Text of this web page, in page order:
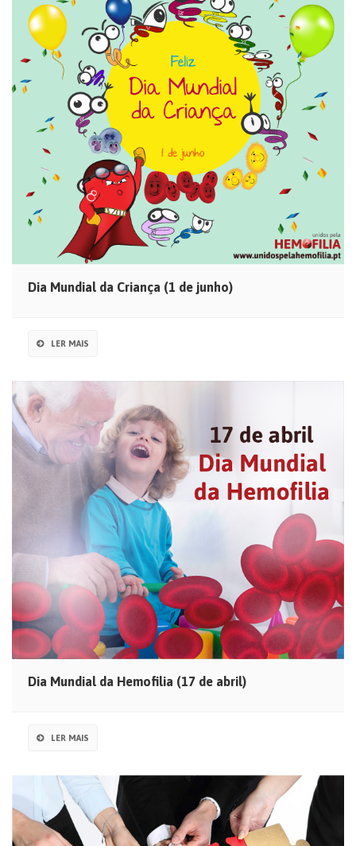
Dia Mundial da Criança (1 de junho)
LER MAIS
Dia Mundial da Hemofilia (17 de abril)
LER MAIS